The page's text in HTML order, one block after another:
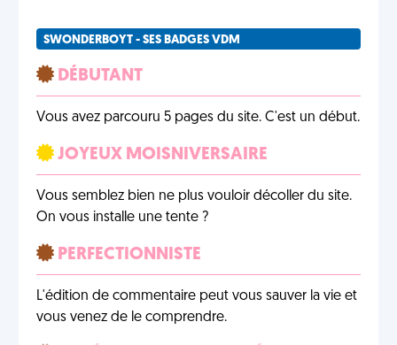
SWONDERBOYT - SES BADGES VDM
DÉBUTANT
Vous avez parcouru 5 pages du site. C'est un début.
JOYEUX MOISNIVERSAIRE
Vous semblez bien ne plus vouloir décoller du site.
On vous installe une tente ?
PERFECTIONNISTE
L'édition de commentaire peut vous sauver la vie et
vous venez de le comprendre.